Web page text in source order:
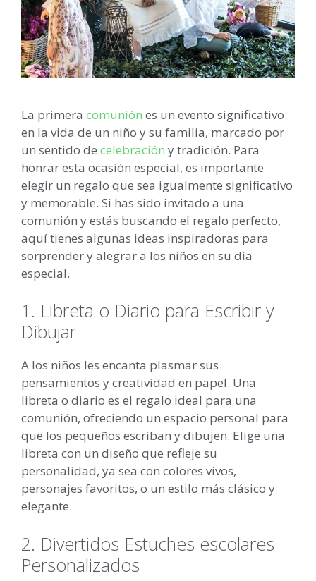
La primera comunión es un evento significativo
en la vida de un niño y su familia, marcado por
un sentido de celebración y tradición. Para
honrar esta ocasión especial, es importante
elegir un regalo que sea igualmente significativo
y memorable. Si has sido invitado a una
comunión y estás buscando el regalo perfecto,
aquí tienes algunas ideas inspiradoras para
sorprender y alegrar a los niños en su día
especial.
1. Libreta o Diario para Escribir y
Dibujar
A los niños les encanta plasmar sus
pensamientos y creatividad en papel. Una
libreta o diario es el regalo ideal para una
comunión, ofreciendo un espacio personal para
que los pequeños escriban y dibujen. Elige una
libreta con un diseño que refleje su
personalidad, ya sea con colores vivos,
personajes favoritos, o un estilo más clásico y
elegante.
2. Divertidos Estuches escolares
Personalizados